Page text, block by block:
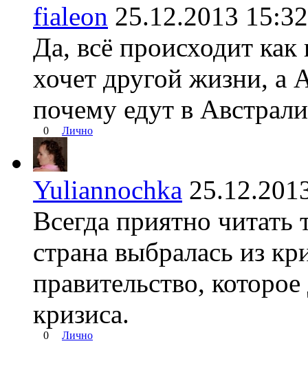
fialeon 25.12.2013
Да, всё происходит как
хочет другой жизни, а
почему едут в
0 Лично
Yuliannochka
Всегда приятно
страна выбралась из
правительство,
кризиса.
0 Лично